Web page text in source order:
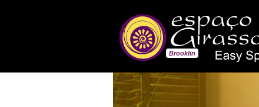
Brooklin